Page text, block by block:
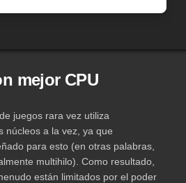
mejor CPU
juegos rara vez utiliza
núcleos a la vez, ya que
para esto (en otras palabras,
multihilo). Como resultado,
están limitados por el poder